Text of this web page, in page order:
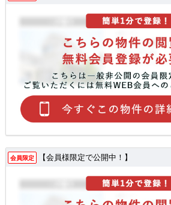
会員限定 【会員様限定で公開中！】